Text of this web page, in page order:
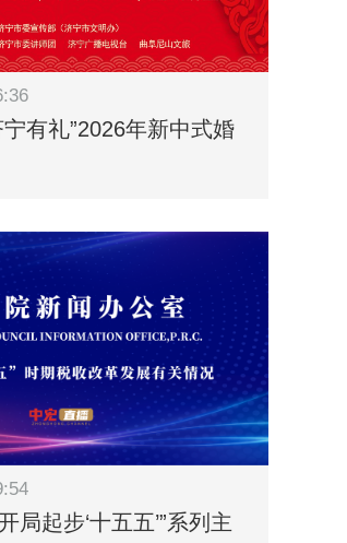
有礼”2026年新中式婚
局起步‘十五五’”系列主